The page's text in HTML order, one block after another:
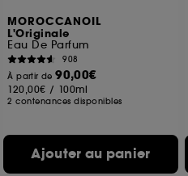
MOROCCANOIL
L'Originale
Eau De Parfum
908
À partir de90,00€
120,00€ / 100ml
2 contenances disponibles
Ajouter au panier